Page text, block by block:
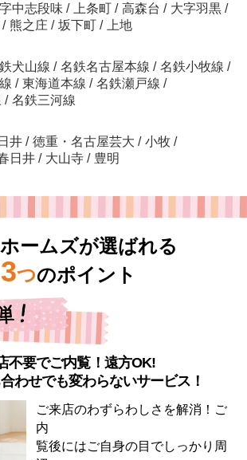
中志段味 / 上条町 / 高森台 / 大字羽黒 /
/ 熊之庄 / 坂下町 /
上地
犬山線 / 名鉄名古屋本線 / 名鉄小牧線 /
/ 東海道本線 / 名鉄瀬戸線 /
/ 名鉄三河線
井 / 徳重・名古屋芸大 / 小牧 /
日井 / 大山寺 / 豊明
ームズが選ばれる
3つのポイント
不要でご内覧！遠方OK!
わせでも変わらないサービス！
ご来店のわずらわしさを解消！ご
内
覧後にはご自身の目でしっかり周